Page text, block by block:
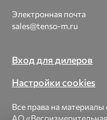
Электронная почта
sales@tenso-m.ru
Вход для дилеров
Настройки cookies
Все права на
АО